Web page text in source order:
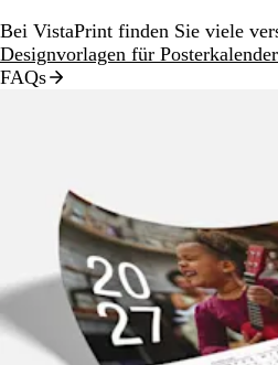
Bei VistaPrint finden Sie viele
Designvorlagen für
FAQs